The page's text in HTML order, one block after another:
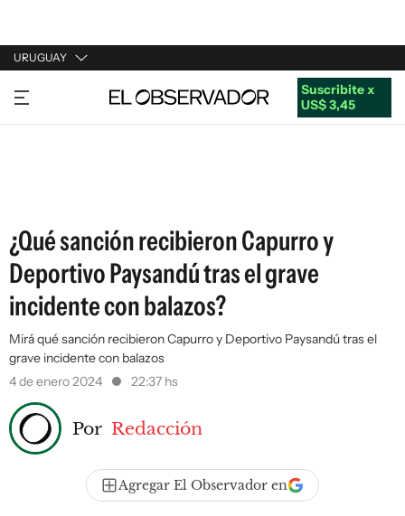
URUGUAY
URUGUAY
ARGENTINA
Suscribite x
US$ 3,45
¿Qué sanción recibieron Capurro y
Deportivo Paysandú tras el grave
incidente con balazos?
Mirá qué sanción recibieron Capurro y Deportivo Paysandú tras el
grave incidente con balazos
4 de enero 2024
22:37 hs
Por Redacción
Agregar El Observador en